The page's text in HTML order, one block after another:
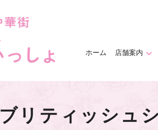
ホーム 店舗案内
ブリティッシュ